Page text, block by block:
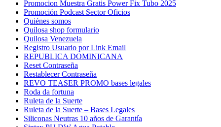
Promocion Muestra Gratis Power Fix Tubo 2025
Promoción Podcast Sector Oficios
Quiénes somos
Quilosa shop formulario
Quilosa Venezuela
Registro Usuario por Link Email
REPUBLICA DOMINICANA
Reset Contraseña
Restablecer Contraseña
REVO TEASER PROMO bases legales
Roda da fortuna
Ruleta de la Suerte
Ruleta de la Suerte – Bases Legales
Siliconas Neutras 10 años de Garantía